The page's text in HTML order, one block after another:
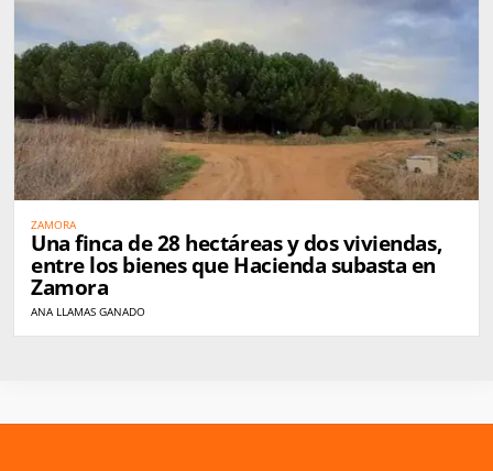
ZAMORA
Una finca de 28 hectáreas y dos viviendas,
entre los bienes que Hacienda subasta en
Zamora
ANA LLAMAS GANADO